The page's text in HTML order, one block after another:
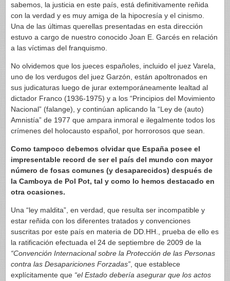
sabemos, la justicia en este país, está definitivamente reñida
con la verdad y es muy amiga de la hipocresía y el cinismo.
Una de las últimas querellas presentadas en esta dirección
estuvo a cargo de nuestro conocido Joan E. Garcés en relación
a las víctimas del franquismo.
No olvidemos que los jueces españoles, incluido el juez Varela,
uno de los verdugos del juez Garzón, están apoltronados en
sus judicaturas luego de jurar extemporáneamente lealtad al
dictador Franco (1936-1975) y a los “Principios del Movimiento
Nacional” (falange), y continúan aplicando la “Ley de (auto)
Amnistía” de 1977 que ampara inmoral e ilegalmente todos los
crímenes del holocausto español, por horrorosos que sean.
Como tampoco debemos olvidar que España posee el
impresentable record de ser el país del mundo con mayor
número de fosas comunes (y desaparecidos) después de
la Camboya de Pol Pot, tal y como lo hemos destacado en
otra ocasiones.
Una “ley maldita”, en verdad, que resulta ser incompatible y
estar reñida con los diferentes tratados y convenciones
suscritas por este país en materia de DD.HH., prueba de ello es
la ratificación efectuada el 24 de septiembre de 2009 de la
“Convención Internacional sobre la Protección de las Personas
contra las Desapariciones Forzadas” , que establece
explícitamente que “el Estado debería asegurar que los actos